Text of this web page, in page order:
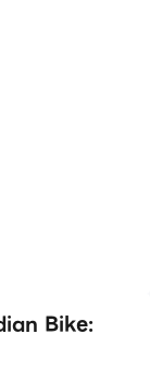
行車駕駛愛好
Bike: